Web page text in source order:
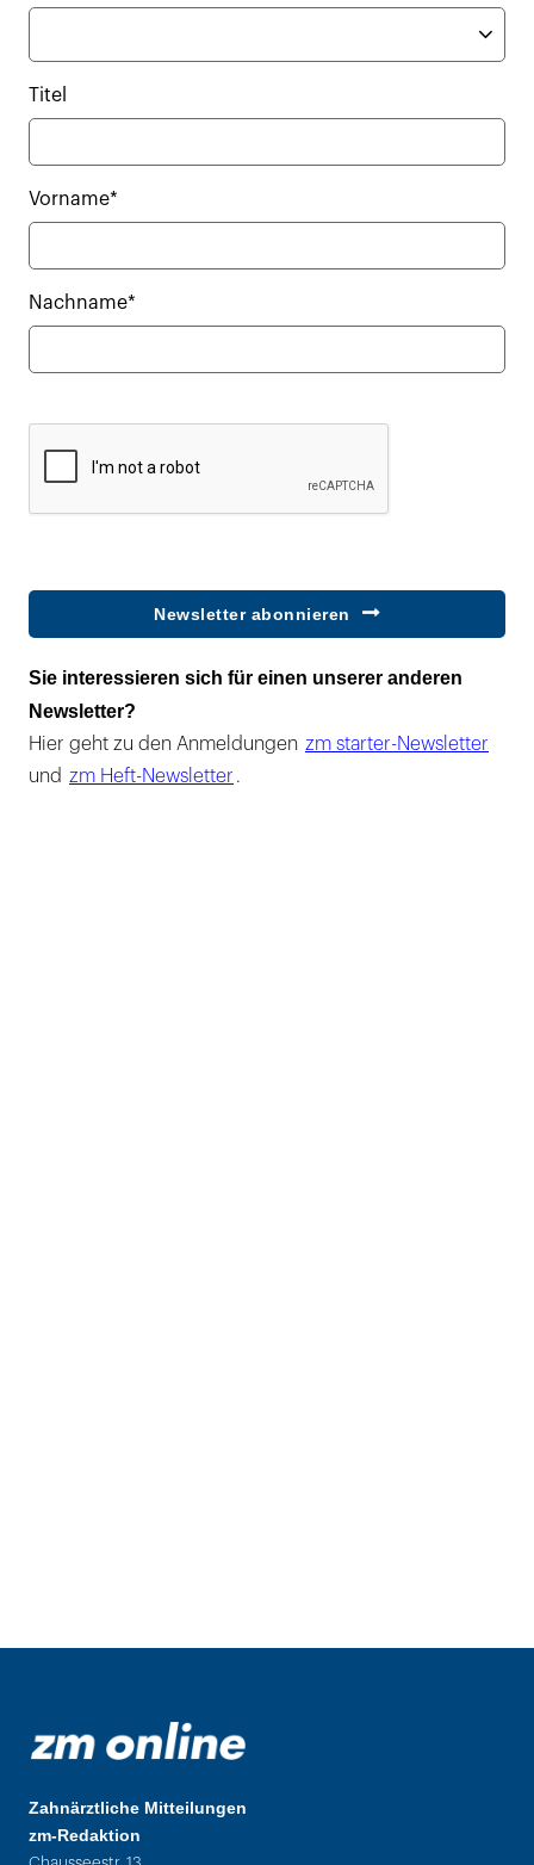
Titel
Vorname*
Nachname*
Newsletter abonnieren
Sie interessieren sich für einen unserer anderen
Newsletter?
Hier geht zu den Anmeldungen zm starter-Newsletter
und zm Heft-Newsletter .
Zahnärztliche Mitteilungen
zm-Redaktion